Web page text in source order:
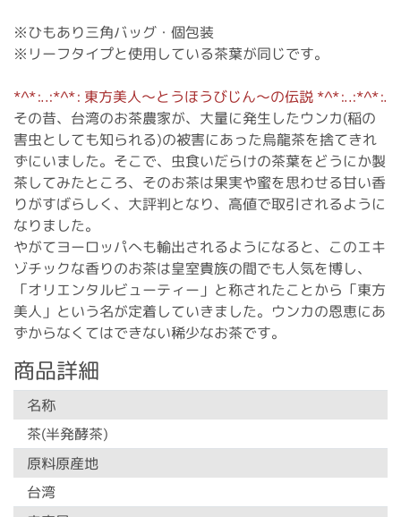
※ひもあり三角バッグ・個包装
※リーフタイプと使用している茶葉が同じです。
*^*:..:*^*: 東方美人〜とうほうびじん〜の伝説 *^*:..:*^*:.
その昔、台湾のお茶農家が、大量に発生したウンカ(稲の
害虫としても知られる)の被害にあった烏龍茶を捨てきれ
ずにいました。そこで、虫食いだらけの茶葉をどうにか製
茶してみたところ、そのお茶は果実や蜜を思わせる甘い香
りがすばらしく、大評判となり、高値で取引されるように
なりました。
やがてヨーロッパへも輸出されるようになると、このエキ
ゾチックな香りのお茶は皇室貴族の間でも人気を博し、
「オリエンタルビューティー」と称されたことから「東方
美人」という名が定着していきました。ウンカの恩恵にあ
ずからなくてはできない稀少なお茶です。
商品詳細
名称
茶(半発酵茶)
原料原産地
台湾